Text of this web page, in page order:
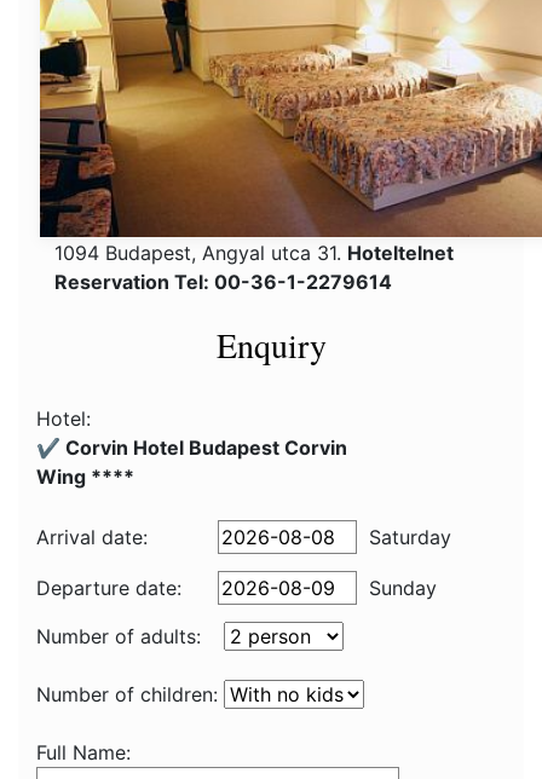
1094 Budapest, Angyal utca 31. Hoteltelnet
Reservation Tel: 00-36-1-2279614
Enquiry
Hotel:
✔️ Corvin Hotel Budapest Corvin
Wing ****
Arrival date: Saturday
Departure date:
Sunday
Number of adults:
Number of children:
Full Name: